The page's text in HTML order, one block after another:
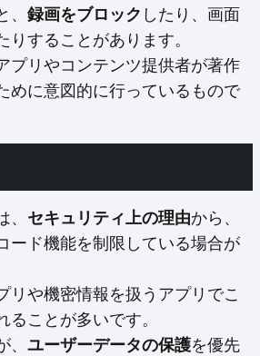
録画をブロック したり、画面
りすることがあります。
プリやコンテンツ提供者が著作
めに意図的に行っているもので
セキュリティ上の理由から、
ード機能を制限している場合が
リや機密情報を扱うアプリでこ
ることが多いです。
ユーザーデータの保護を優先